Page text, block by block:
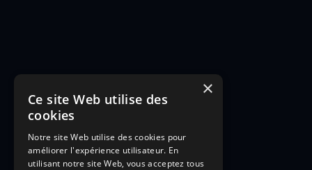
×
Ce site Web utilise des
cookies
Notre site Web utilise des cookies pour
améliorer l'expérience utilisateur. En
utilisant notre site Web, vous acceptez tous